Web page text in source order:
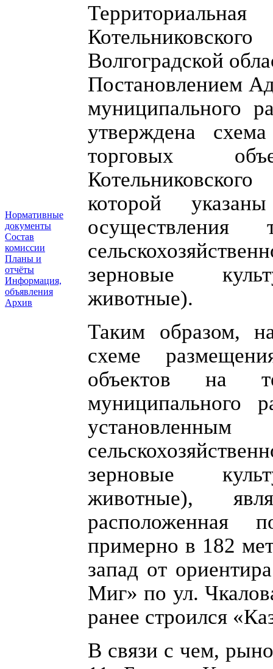
Нормативные
документы
Состав
комиссии
Планы и
отчёты
Информация,
объявления
Архив
Волгоградской
Постановлением
муниципального
утверждена
торговых
которой
зерновые
животные).
Таким образом,
схеме
объектов на
муниципального
зерновые
животные),
расположенная
примерно в 182
запад от
Миг» по ул.
ранее строился
В связи с чем,